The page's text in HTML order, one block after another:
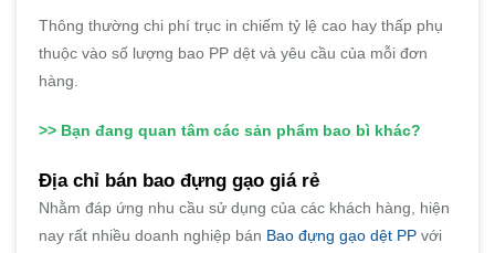
Thông thường chi phí trục in chiếm tỷ lệ cao hay thấp phụ
thuộc vào số lượng bao PP dệt và yêu cầu của mỗi đơn
hàng.
>> Bạn đang quan tâm các sản phẩm bao bì khác?
Địa chỉ bán bao đựng gạo giá rẻ
Nhằm đáp ứng nhu cầu sử dụng của các khách hàng, hiện
nay rất nhiều doanh nghiệp bán Bao đựng gạo dệt PP với